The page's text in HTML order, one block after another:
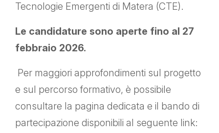
Tecnologie Emergenti di Matera (CTE).
Le candidature sono aperte fino al 27
febbraio 2026.
Per maggiori approfondimenti sul progetto
e sul percorso formativo, è possibile
consultare la pagina dedicata e il bando di
partecipazione disponibili al seguente link: